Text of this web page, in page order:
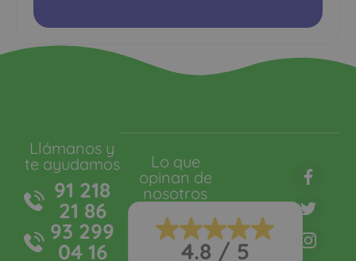
Lo que
opinan de
nosotros
4.8 / 5
Llámanos y
te ayudamos
91 218
21 86
93 299
04 16